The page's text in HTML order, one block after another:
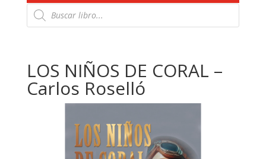
Búsqueda
de
productos
LOS NIÑOS DE CORAL –
Carlos Roselló